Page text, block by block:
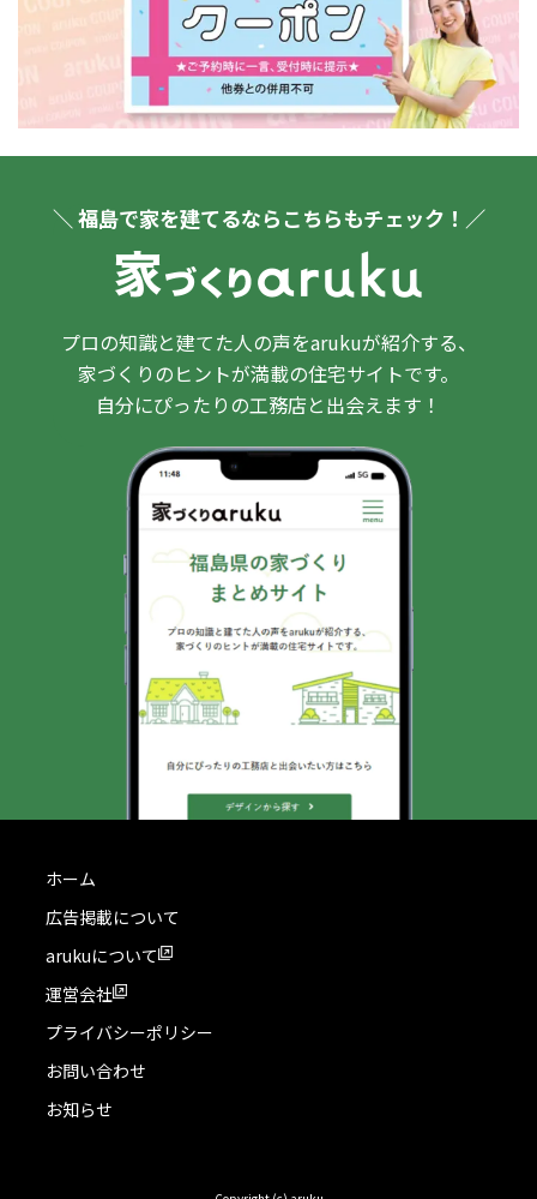
＼ 福島で家を建てるならこちらもチェック！／
プロの知識と建てた人の声をarukuが紹介する、
家づくりのヒントが満載の住宅サイトです。
自分にぴったりの工務店と出会えます！
ホーム
広告掲載について
arukuについて
運営会社
プライバシーポリシー
お問い合わせ
お知らせ